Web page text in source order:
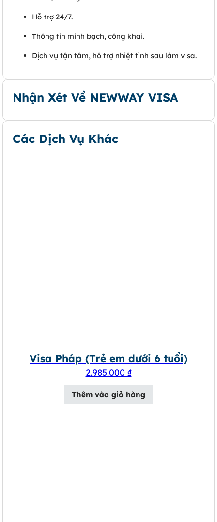
Hỗ trợ 24/7.
Thông tin minh bạch, công khai.
Dịch vụ tận tâm, hỗ trợ nhiệt tình sau làm visa.
Nhận Xét Về NEWWAY VISA
Các Dịch Vụ Khác
Visa Pháp (Trẻ em dưới 6 tuổi)
2.985.000 ₫
Thêm vào giỏ hàng